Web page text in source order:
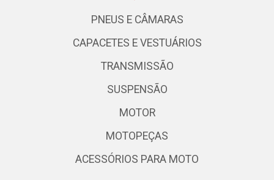
PNEUS E CÂMARAS
CAPACETES E VESTUÁRIOS
TRANSMISSÃO
SUSPENSÃO
MOTOR
MOTOPEÇAS
ACESSÓRIOS PARA MOTO